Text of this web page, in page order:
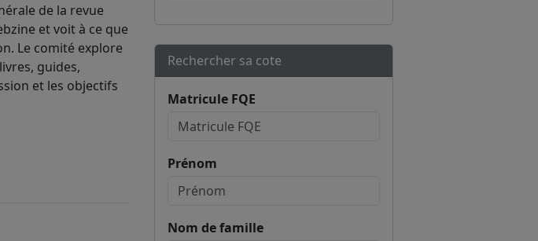
de la revue
et voit à ce que
Le comité explore
guides,
et les objectifs
Rechercher sa cote
Matricule FQE
Prénom
Nom de famille